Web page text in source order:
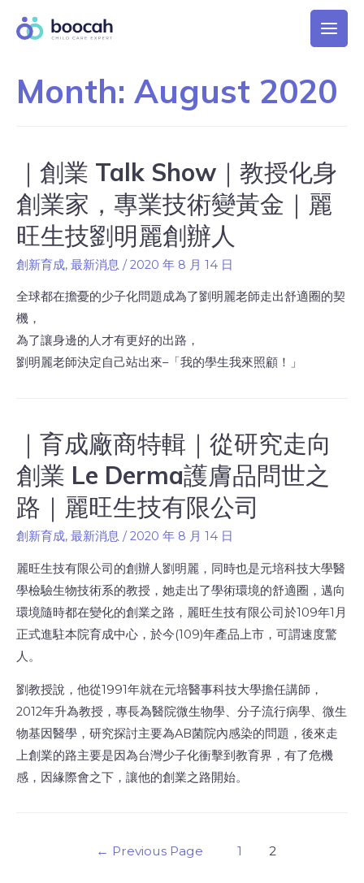
Month: August 2020
｜創業 Talk Show｜教授化身
創業家，專業技術變黃金｜麗
旺生技劉明麗創辦人
創新育成, 最新消息 /2020 年 8 月 14 日
全球都在擔憂的少子化問題成為了劉明麗老師走出舒適圈的契
機，
為了讓身邊的人才有更好的出路，
劉明麗老師決定自己站出來–「我的學生我來照顧！」
｜育成廠商特輯｜從研究走向
創業 Le Derma護膚品問世之
路｜麗旺生技有限公司
創新育成, 最新消息 /2020 年 8 月 14 日
麗旺生技有限公司的創辦人劉明麗，同時也是元培科技大學醫
學檢驗生物技術系的教授，她走出了學術環境的舒適圈，邁向
環境隨時都在變化的創業之路，麗旺生技有限公司於109年1月
正式進駐本院育成中心，於今(109)年產品上市，可謂速度驚
人。
劉教授說，他從1991年就在元培醫事科技大學擔任講師，
2012年升為教授，專長為醫院微生物學、分子流行病學、微生
物基因醫學，研究探討主要為AB菌院內感染的問題，後來走
上創業的路主要是因為台灣少子化衝擊到教育界，有了危機
感，因緣際會之下，讓他的創業之路開始。
← Previous Page 1 2